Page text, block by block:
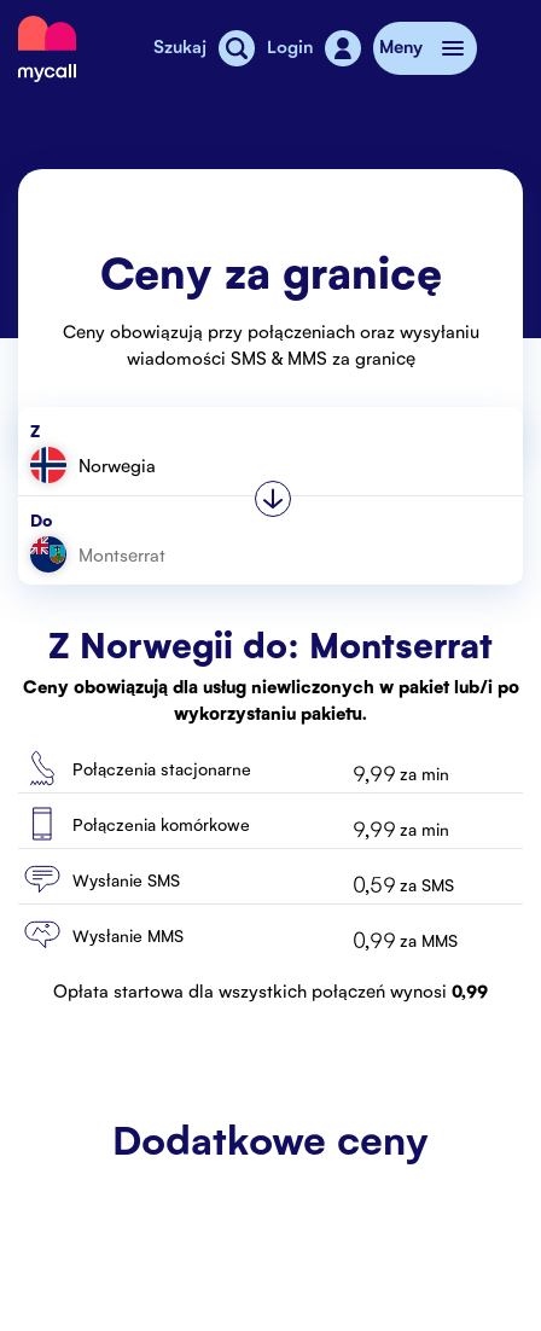
Mycall
Szukaj Login Meny
Sklepy MyCall
Dodatkowy internet
Cennik
Stories
Biuro Obsługi
Ceny za granicę
Ceny obowiązują przy połączeniach oraz wysyłaniu
wiadomości SMS & MMS za granicę
Z
Norwegia
Do
Z Norwegii do: Montserrat
Ceny obowiązują dla usług niewliczonych w pakiet lub/i po
wykorzystaniu pakietu.
Połączenia stacjonarne 9,99 za min
Połączenia komórkowe 9,99 za min
Wysłanie SMS 0,59 za SMS
Wysłanie MMS 0,99 za MMS
Opłata startowa dla wszystkich połączeń wynosi 0,99
Dodatkowe ceny